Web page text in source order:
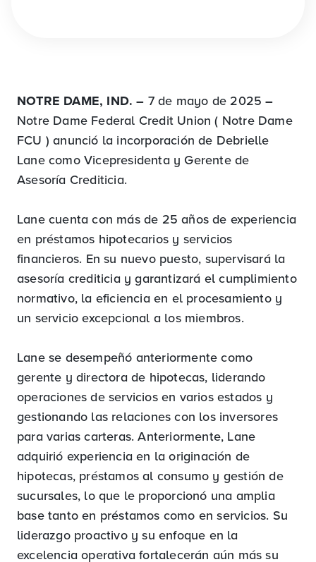
NOTRE DAME, IND. – 7 de mayo de 2025–
Notre Dame Federal Credit Union ( Notre Dame
FCU ) anunció la incorporación de Debrielle
Lane como Vicepresidenta y Gerente de
Asesoría Crediticia.
Lane cuenta con más de 25 años de experiencia
en préstamos hipotecarios y servicios
financieros. En su nuevo puesto, supervisará la
asesoría crediticia y garantizará el cumplimiento
normativo, la eficiencia en el procesamiento y
un servicio excepcional a los miembros.
Lane se desempeñó anteriormente como
gerente y directora de hipotecas, liderando
operaciones de servicios en varios estados y
gestionando las relaciones con los inversores
para varias carteras. Anteriormente, Lane
adquirió experiencia en la originación de
hipotecas, préstamos al consumo y gestión de
sucursales, lo que le proporcionó una amplia
base tanto en préstamos como en servicios. Su
liderazgo proactivo y su enfoque en la
excelencia operativa fortalecerán aún más su